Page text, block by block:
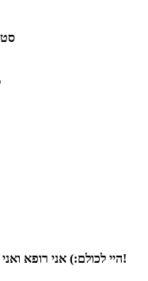
היי לכולם:) אני רופא ואני פה כדי להכווין אתכם ולעזור לכם להצליח!